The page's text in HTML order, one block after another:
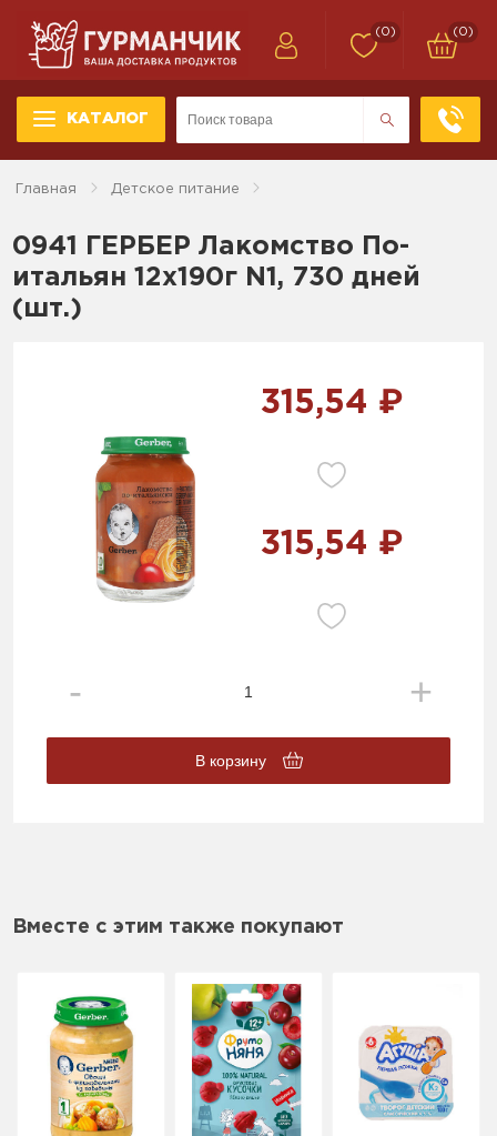
КАТАЛОГ
(0) (0)
Главная Детское питание
0941 ГЕРБЕР Лакомство По-
итальян 12х190г N1, 730 дней
(шт.)
315,54 ₽
315,54 ₽
В корзину
Вместе с этим также покупают